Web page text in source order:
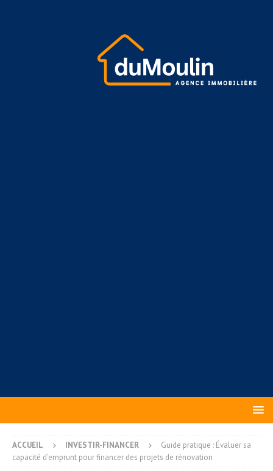
ACCUEIL INVESTIR-FINANCER
Guide pratique : Évaluer sa
capacité d’emprunt pour financer des projets de rénovation